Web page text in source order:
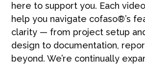
here to support you. Each
help you navigate cofaso®’s
clarity — from project setup
design to documentation,
beyond. We’re continually